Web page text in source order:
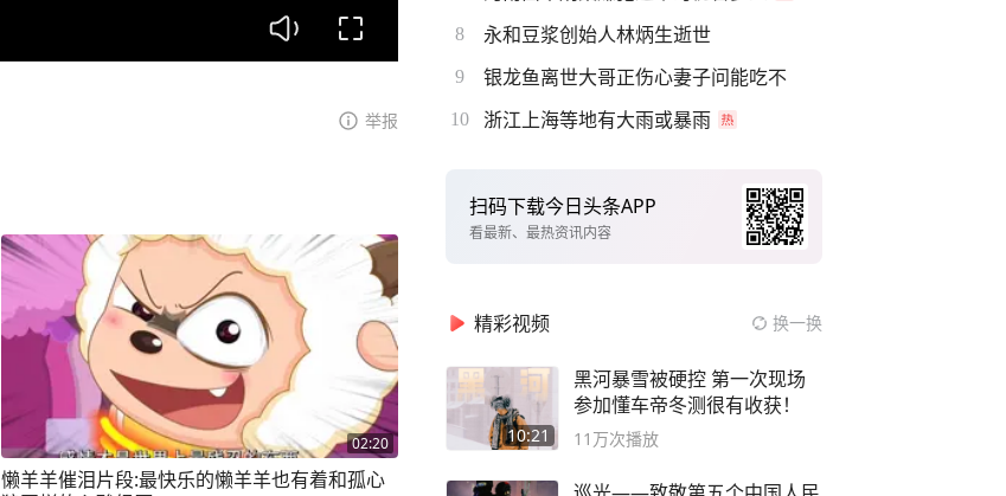
举报
02:20
懒羊羊催泪片段:最快乐的懒羊羊也有着和孤心
8 永和豆浆创始人林炳生逝世
9 银龙鱼离世大哥正伤心妻子问能吃不
10 浙江上海等地有大雨或暴雨
扫码下载今日头条APP
看最新、最热资讯内容
精彩视频 换一换
10:21
黑河暴雪被硬控 第一次现场
参加懂车帝冬测很有收获！
11万次播放